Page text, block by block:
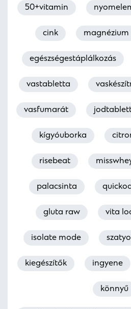
50+vitamin
cink magnézium
egészségestáplálkozás
vastabletta
vasfumarát
kígyóuborka
risebeat
palacsinta
gluta raw vita
isolate mode
kiegészítők ingyene
könnyű